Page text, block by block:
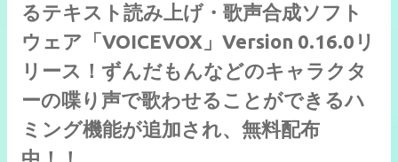
るテキスト読み上げ・歌声合成ソフト
ウェア「VOICEVOX」Version 0.16.0リ
リース！ずんだもんなどのキャラクタ
ーの喋り声で歌わせることができるハ
ミング機能が追加され、無料配布